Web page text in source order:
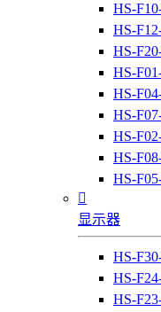
HS-
HS-
HS-
HS-
HS-
HS-
HS-
HS-
HS-

显示器
HS-
HS-
HS-